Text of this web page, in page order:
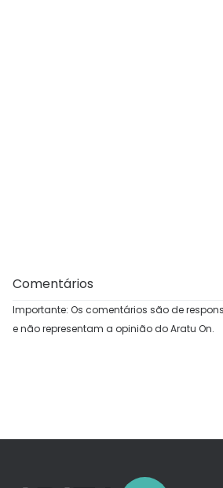
Comentários
Importante: Os comentários são de
e não representam a opinião do Aratu On.